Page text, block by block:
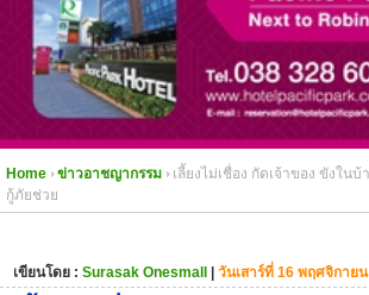
Home ข่าวอาชญากรรม
เลี้ยงไม่เชื่อง กัดเจ้าของ ขังใน
กู้ภัยช่วย
เขียนโดย : Surasak Onesmall | วันเสาร์ที่ 16 พฤศจิกาย